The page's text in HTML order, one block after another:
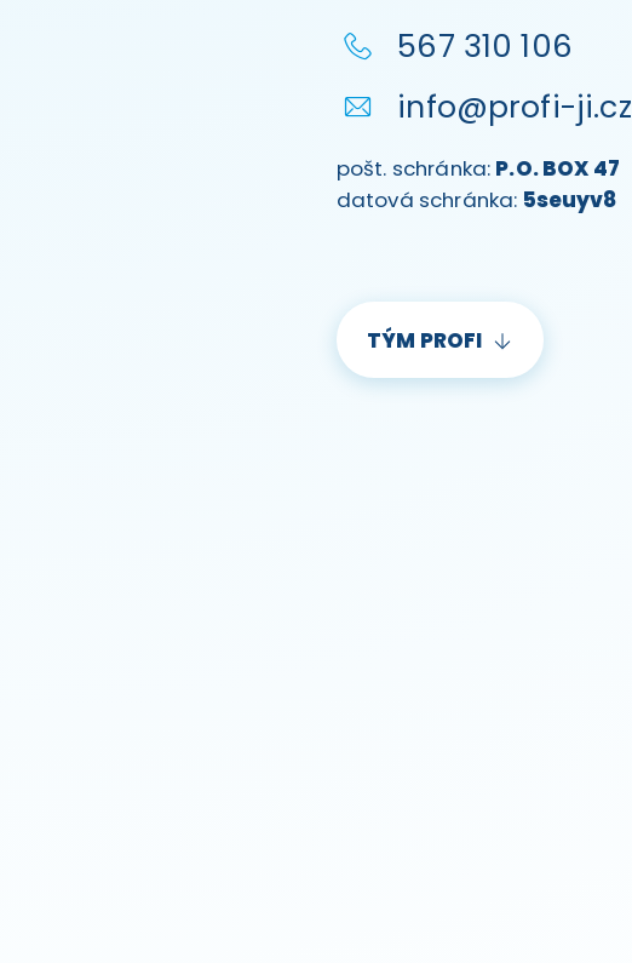
567 310 106
info@profi-ji.cz
pošt. schránka: P.O. BOX 47
datová schránka: 5seuyv8
TÝM PROFI